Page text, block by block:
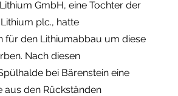
GmbH, eine Tochter der
plc., hatte
für den Lithiumabbau um diese
Nach diesen
bei Bärenstein eine
aus den Rückständen